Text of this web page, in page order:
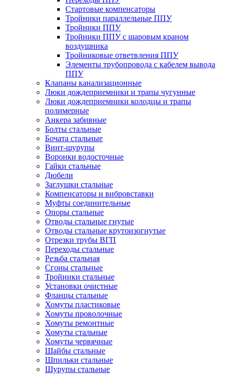
Стартовые компенсаторы
Тройники параллельные ППУ
Тройники ППУ
Тройники ППУ с шаровым краном
воздушника
Тройниковые ответвления ППУ
Элементы трубопровода с кабелем вывода
ППУ
Клапаны канализационные
Люки дождеприемники и трапы чугунные
Люки дождеприемники колодцы и трапы
полимерные
Анкера забивные
Болты стальные
Бочата стальные
Винт-шурупы
Воронки водосточные
Гайки стальные
Дюбели
Заглушки стальные
Компенсаторы и вибровставки
Муфты соединительные
Опоры стальные
Отводы стальные гнутые
Отводы стальные крутоизогнутые
Отрезки трубы ВГП
Переходы стальные
Резьба стальная
Сгоны стальные
Тройники стальные
Установки очистные
Фланцы стальные
Хомуты пластиковые
Хомуты проволочные
Хомуты ремонтные
Хомуты стальные
Хомуты червячные
Шайбы стальные
Шпильки стальные
Шурупы стальные